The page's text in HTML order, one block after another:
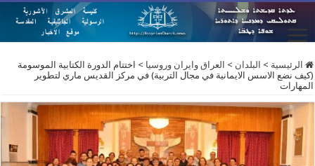
الرئيسية > البلدان > العراق وايران وروسيا > اختتام الدورة الكتابية الموسومة
(كيف نضع الاسس الايمانية في مجال التربية) في مركز القديس ماري لتطوير
المهارات